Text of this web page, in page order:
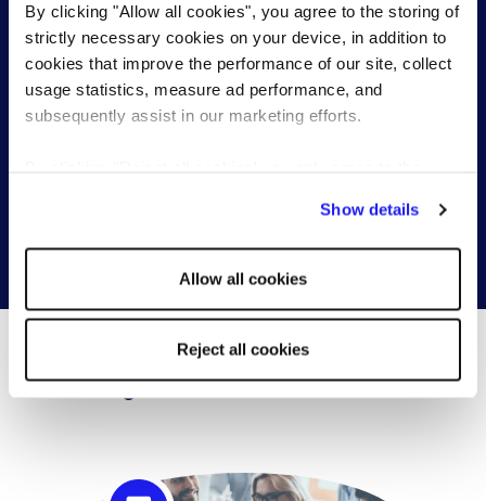
By clicking "Allow all cookies", you agree to the storing of
strictly necessary cookies on your device, in addition to
cookies that improve the performance of our site, collect
usage statistics, measure ad performance, and
subsequently assist in our marketing efforts.
Show details
Allow all cookies
Reject all cookies
Rozpocznij rozmowę z jednym z
naszych specjalistów ds. rekrutacji w
dziedzinie księgowości i finansów
Skontaktuj się z nami
Co nowego...